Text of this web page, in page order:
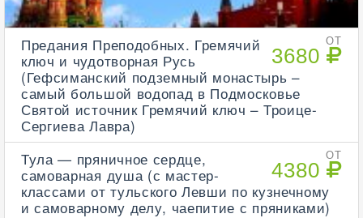
ОТ
3680
Предания Преподобных. Гремячий
ключ и чудотворная Русь
(Гефсиманский подземный монастырь –
самый большой водопад в Подмосковье
Святой источник Гремячий ключ – Троице-
Сергиева Лавра)
ОТ
4380
Тула — пряничное сердце,
самоварная душа (с мастер-
классами от тульского Левши по кузнечному
и самоварному делу, чаепитие с пряниками)